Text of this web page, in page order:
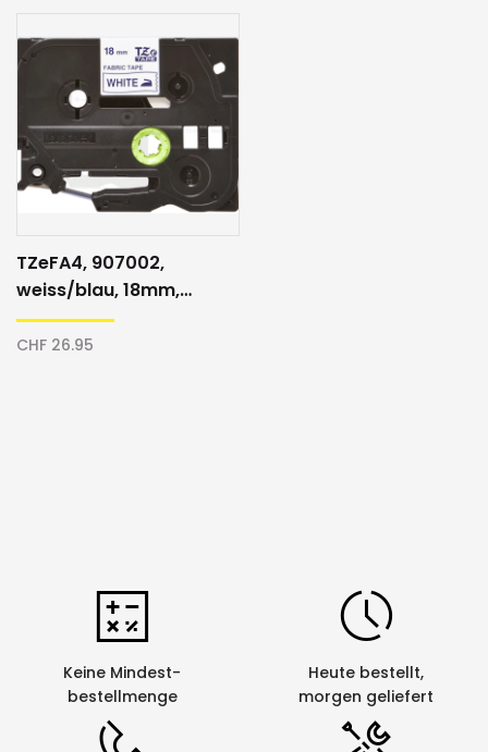
TZeFA4, 907002,
weiss/blau, 18mm,
Textilband
CHF 26.95
Keine Mindest-
bestellmenge
Heute bestellt,
morgen geliefert